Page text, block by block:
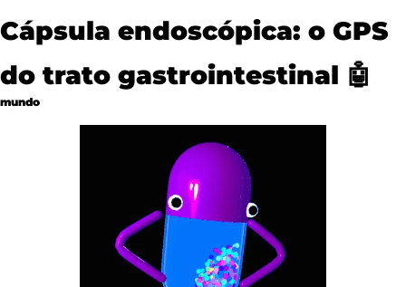
Cápsula endoscópica: o GPS
do trato gastrointestinal 🤖
mundo